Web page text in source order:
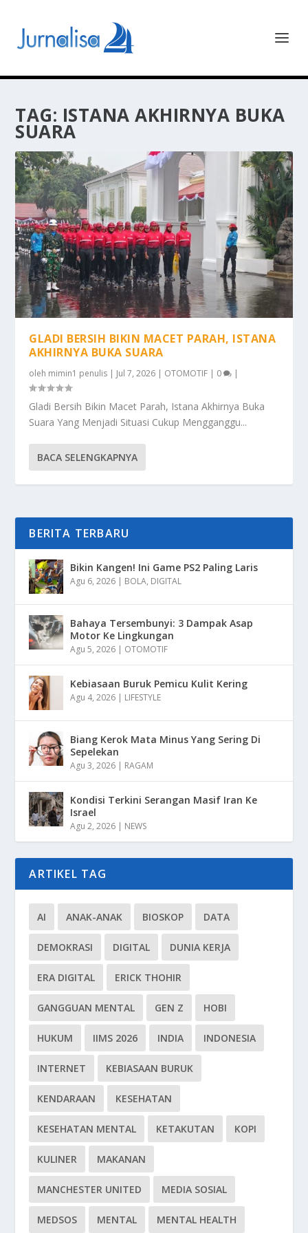
TAG: ISTANA AKHIRNYA BUKA
SUARA
GLADI BERSIH BIKIN MACET PARAH, ISTANA
AKHIRNYA BUKA SUARA
oleh mimin1 penulis | Jul 7, 2026 | OTOMOTIF | 0 |
Gladi Bersih Bikin Macet Parah, Istana Akhirnya Buka
Suara Yang Menjadi Situasi Cukup Mengganggu...
BACA SELENGKAPNYA
BERITA TERBARU
Bikin Kangen! Ini Game PS2 Paling Laris
Agu 6, 2026 | BOLA, DIGITAL
Bahaya Tersembunyi: 3 Dampak Asap
Motor Ke Lingkungan
Agu 5, 2026 | OTOMOTIF
Kebiasaan Buruk Pemicu Kulit Kering
Agu 4, 2026 | LIFESTYLE
Biang Kerok Mata Minus Yang Sering Di
Sepelekan
Agu 3, 2026 | RAGAM
Kondisi Terkini Serangan Masif Iran Ke
Israel
Agu 2, 2026 | NEWS
ARTIKEL TAG
AI ANAK-ANAK BIOSKOP DATA
DEMOKRASI DIGITAL DUNIA KERJA
ERA DIGITAL ERICK THOHIR
GANGGUAN MENTAL GEN Z HOBI
HUKUM IIMS 2026 INDIA INDONESIA
INTERNET KEBIASAAN BURUK
KENDARAAN KESEHATAN
KESEHATAN MENTAL KETAKUTAN KOPI
KULINER MAKANAN
MANCHESTER UNITED MEDIA SOSIAL
MEDSOS MENTAL MENTAL HEALTH